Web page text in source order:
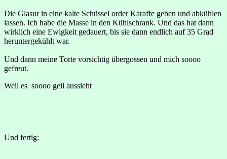
Die Glasur in eine kalte Schüssel order Karaffe geben und abkühlen
lassen. Ich habe die Masse in den Kühlschrank. Und das hat dann
wirklich eine Ewigkeit gedauert, bis sie dann endlich auf 35 Grad
heruntergekühlt war.
Und dann meine Torte vorsichtig übergossen und mich soooo
gefreut.
Weil es soooo geil aussieht
Und fertig: